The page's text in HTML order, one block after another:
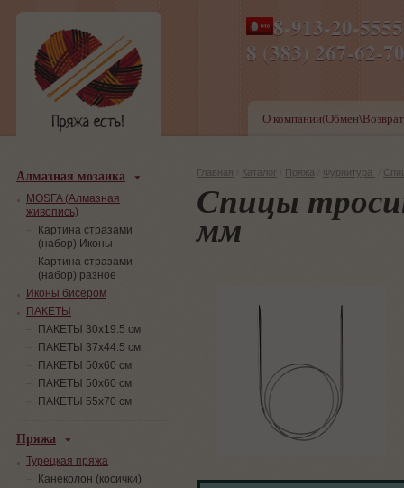
8-913-20-
8 (383) 267-
ПН-ПТ 8-17,СБ-ВС 9-
О
Главная Каталог Пряжа Фурнитура
Спицы
мм
Алмазная мозаика
MOSFA (Алмазная
живопись)
Картина стразами
(набор) Иконы
Картина стразами
(набор) разное
Иконы бисером
ПАКЕТЫ
ПАКЕТЫ 30х19.5 см
ПАКЕТЫ 37х44.5 см
ПАКЕТЫ 50х60 см
ПАКЕТЫ 50х60 см
ПАКЕТЫ 55х70 см
Пряжа
Турецкая пряжа
Канеколон (косички)